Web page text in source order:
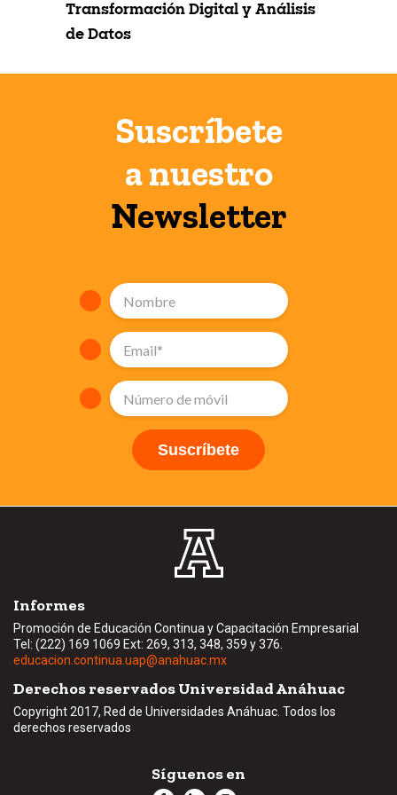
Transformación Digital y Análisis
de Datos
Suscríbete
a nuestro
Newsletter
Informes
Promoción de Educación Continua y Capacitación Empresarial
Tel: (222) 169 1069 Ext: 269, 313, 348, 359 y 376.
educacion.continua.uap@anahuac.mx
Derechos reservados Universidad Anáhuac
Copyright 2017, Red de Universidades Anáhuac. Todos los
derechos reservados
Síguenos en